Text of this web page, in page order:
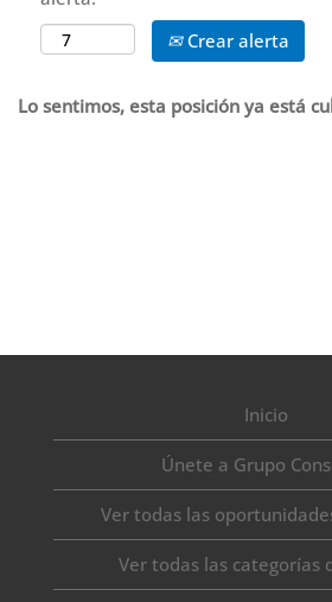
Crear alerta
Lo sentimos, esta posición ya está
Inicio
Únete a Grupo
Ver todas las
Ver todas las categorías